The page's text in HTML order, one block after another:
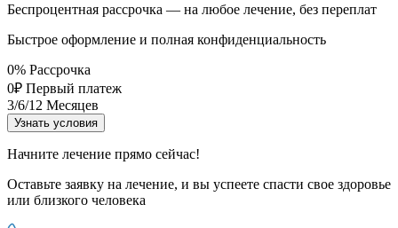
Беспроцентная рассрочка — на любое лечение, без переплат
Быстрое оформление и полная конфиденциальность
0% Рассрочка
0₽ Первый платеж
3/6/12 Месяцев
Узнать условия
Начните лечение прямо сейчас!
Оставьте заявку на лечение, и вы успеете спасти свое здоровье
или близкого человека